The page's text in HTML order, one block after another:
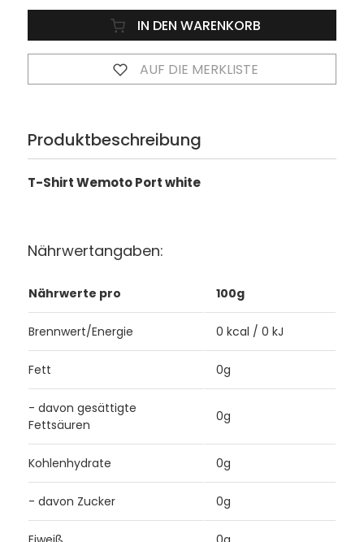
IN DEN WARENKORB
AUF DIE MERKLISTE
Produktbeschreibung
T-Shirt Wemoto Port white
Nährwertangaben:
Nährwerte pro 100g
Brennwert/Energie 0 kcal / 0 kJ
Fett 0g
- davon gesättigte
Fettsäuren
0g
Kohlenhydrate 0g
- davon Zucker 0g